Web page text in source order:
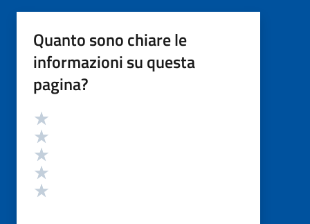
Quanto sono chiare le
informazioni su questa
pagina?
Valutazione